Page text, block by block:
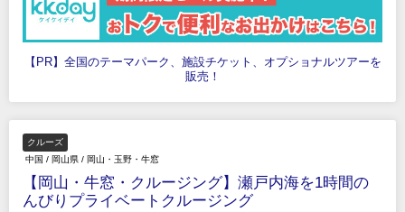
【PR】全国のテーマパーク、施設チケット、オプショナルツアーを
販売！
クルーズ
中国 / 岡山県 / 岡山・玉野・牛窓
【岡山・牛窓・クルージング】瀬戸内海を1時間の
んびりプライベートクルージング